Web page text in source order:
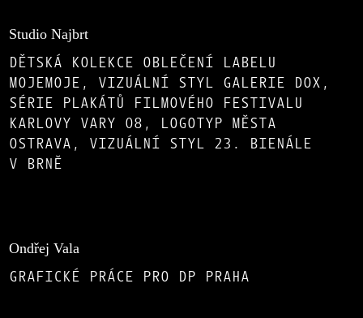
Studio Najbrt
DĚTSKÁ KOLEKCE OBLEČENÍ LABELU
MOJEMOJE, VIZUÁLNÍ STYL GALERIE DOX,
SÉRIE PLAKÁTŮ FILMOVÉHO FESTIVALU
KARLOVY VARY 08, LOGOTYP MĚSTA
OSTRAVA, VIZUÁLNÍ STYL 23. BIENÁLE
V BRNĚ
Ondřej Vala
GRAFICKÉ PRÁCE PRO DP PRAHA